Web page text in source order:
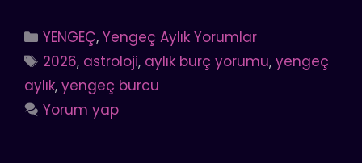
Kategoriler
YENGEÇ,Yengeç Aylık Yorumlar
Etiketler
2026, astroloji, aylık burç yorumu,yengeç
aylık, yengeç burcu
Yorum yap